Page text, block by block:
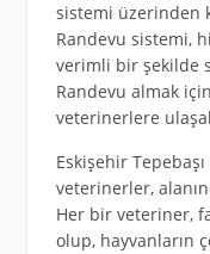
sistemi üzerinden
Randevu sistemi,
verimli bir şekilde
Randevu almak
veterinerlere
Eskişehir
veterinerler,
Her bir veteriner,
olup, hayvanların